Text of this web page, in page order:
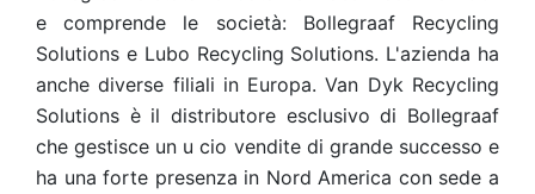
e comprende le società: Bollegraaf Recycling
Solutions e Lubo Recycling Solutions. L'azienda ha
anche diverse filiali in Europa. Van Dyk Recycling
Solutions è il distributore esclusivo di Bollegraaf
che gestisce un u cio vendite di grande successo e
ha una forte presenza in Nord America con sede a